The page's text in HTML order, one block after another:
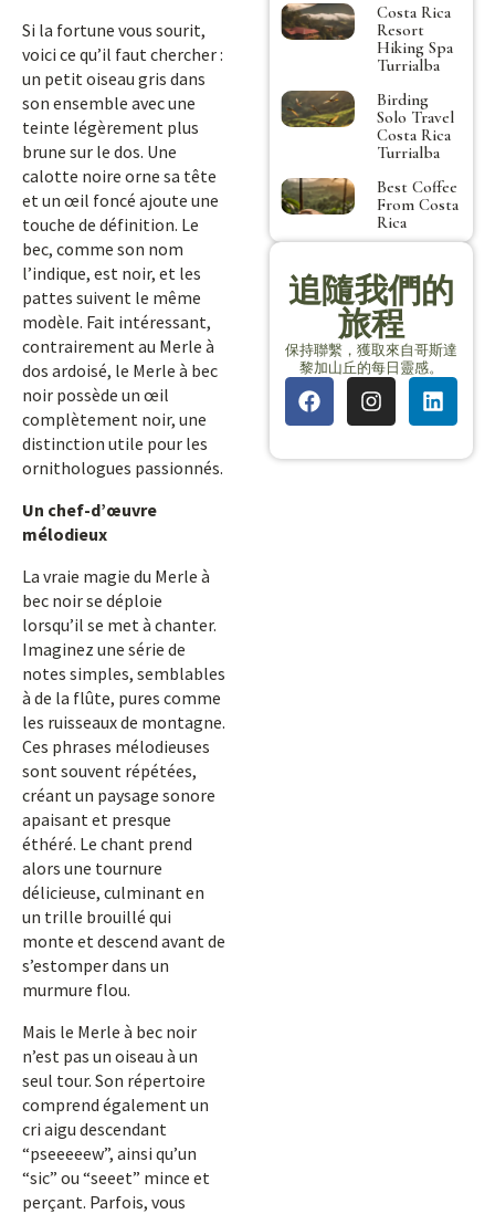
Si la fortune vous sourit,
voici ce qu’il faut chercher :
un petit oiseau gris dans
son ensemble avec une
teinte légèrement plus
brune sur le dos. Une
calotte noire orne sa tête
et un œil foncé ajoute une
touche de définition. Le
bec, comme son nom
l’indique, est noir, et les
pattes suivent le même
modèle. Fait intéressant,
contrairement au Merle à
dos ardoisé, le Merle à bec
noir possède un œil
complètement noir, une
distinction utile pour les
ornithologues passionnés.
Un chef-d’œuvre
mélodieux
La vraie magie du Merle à
bec noir se déploie
lorsqu’il se met à chanter.
Imaginez une série de
notes simples, semblables
à de la flûte, pures comme
les ruisseaux de montagne.
Ces phrases mélodieuses
sont souvent répétées,
créant un paysage sonore
apaisant et presque
éthéré. Le chant prend
alors une tournure
délicieuse, culminant en
un trille brouillé qui
monte et descend avant de
s’estomper dans un
murmure flou.
Mais le Merle à bec noir
n’est pas un oiseau à un
seul tour. Son répertoire
comprend également un
cri aigu descendant
“pseeeeew”, ainsi qu’un
“sic” ou “seeet” mince et
perçant. Parfois, vous
Costa Rica
Resort
Hiking Spa
Turrialba
Birding
Solo Travel
Costa Rica
Turrialba
Best Coffee
From Costa
Rica
追隨我們的
旅程
保持聯繫，獲取來自哥斯達
黎加山丘的每日靈感。